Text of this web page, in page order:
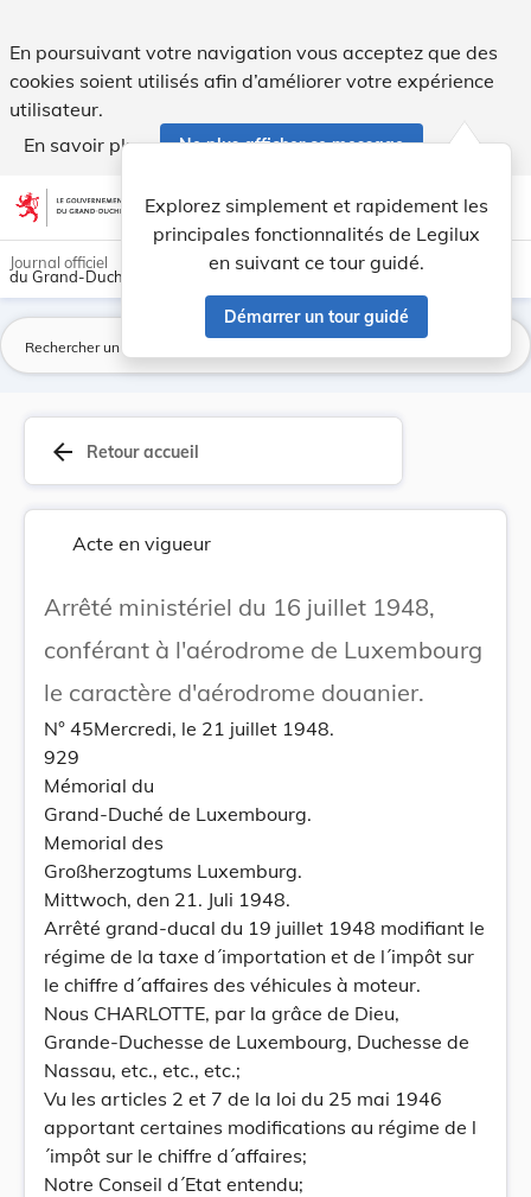
En poursuivant votre navigation vous acceptez que des
cookies soient utilisés afin d’améliorer votre expérience
utilisateur.
En savoir plus
Ne plus afficher ce message
Aller au contenu account_circle help Aide
Explorez simplement et rapidement les
principales fonctionnalités de Legilux
en suivant ce tour guidé.
Démarrer un tour guidé
light_mode dark_mode
Journal officiel
du Grand-Duché de Luxembourg
arrow_back Retour accueil
Acte en vigueur
Arrêté ministériel du 16 juillet 1948,
conférant à l'aérodrome de Luxembourg
le caractère d'aérodrome douanier.
N° 45Mercredi, le 21 juillet 1948.
929
Mémorial du
Grand-Duché de Luxembourg.
Memorial des
Großherzogtums Luxemburg.
Mittwoch, den 21. Juli 1948.
Arrêté grand-ducal du 19 juillet 1948 modifiant le
régime de la taxe d´importation et de l´impôt sur
le chiffre d´affaires des véhicules à moteur.
Nous CHARLOTTE, par la grâce de Dieu,
Grande-Duchesse de Luxembourg, Duchesse de
Nassau, etc., etc., etc.;
Vu les articles 2 et 7 de la loi du 25 mai 1946
apportant certaines modifications au régime de l
´impôt sur le chiffre d´affaires;
Notre Conseil d´Etat entendu;